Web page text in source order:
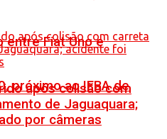
entre Fiat Uno e
próximo ao IFBA de
após colisão com
de Jaguaquara;
por câmeras